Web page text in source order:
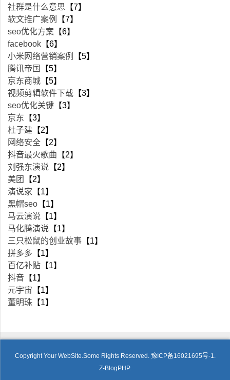
社群是什么意思 【7】
软文推广案例
【7】
seo优化方案 【6】
facebook 【6】
小米网络营销案例
【5】
腾讯帝国
【5】
京东商城 【5】
视频剪辑软件下载 【3】
seo优化关键 【3】
京东 【3】
杜子建 【2】
网络安全 【2】
抖音最火歌曲 【2】
刘强东演说 【2】
美团
【2】
演说家 【1】
黑帽seo 【1】
马云演说 【1】
马化腾演说 【1】
三只松鼠的创业故事 【1】
拼多多 【1】
百亿补贴 【1】
抖音 【1】
元宇宙 【1】
董明珠 【1】
Copyright Your WebSite.Some Rights Reserved. 豫ICP备16021695号-1.
Z-BlogPHP.